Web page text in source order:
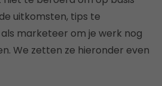
uitkomsten, tips te
marketeer om je werk nog
We zetten ze hieronder even